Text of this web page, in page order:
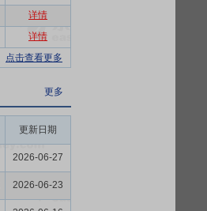
详情
详情
点击查看更多
更多
更新日期
2026-06-27
2026-06-23